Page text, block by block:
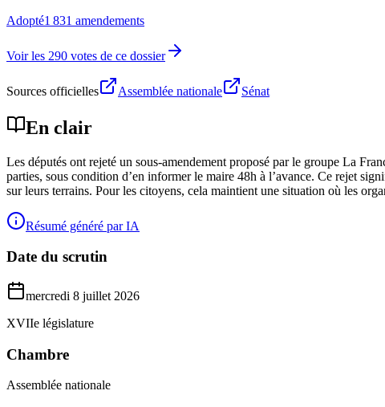
Adopté1 831 amendements
Voir les 290 votes de ce dossier
Sources officielles Assemblée nationale Sénat
En clair
Les députés ont rejeté un sous-amendement proposé par le groupe La
parties, sous condition d’en informer le maire 48h à l’avance. Ce rejet
sur leurs terrains. Pour les citoyens, cela maintient une situation où les
Résumé généré par IA
Date du scrutin
mercredi 8 juillet 2026
XVIIe législature
Chambre
Assemblée nationale